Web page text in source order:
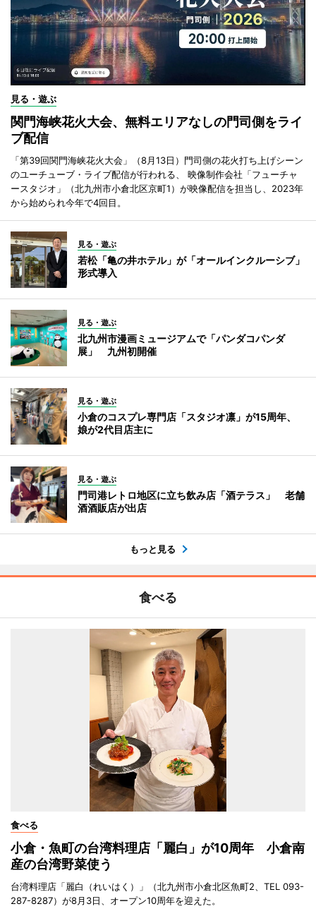
見る・遊ぶ
関門海峡花火大会、無料エリアなしの門司側をライ
ブ配信
「第39回関門海峡花火大会」（8月13日）門司側の花火打ち上げシーン
のユーチューブ・ライブ配信が行われる、 映像制作会社「フューチャ
ースタジオ」（北九州市小倉北区京町1）が映像配信を担当し、2023年
から始められ今年で4回目。
見る・遊ぶ
若松「亀の井ホテル」が「オールインクルーシブ」
形式導入
見る・遊ぶ
北九州市漫画ミュージアムで「パンダコパンダ
展」 九州初開催
見る・遊ぶ
小倉のコスプレ専門店「スタジオ凛」が15周年、
娘が2代目店主に
見る・遊ぶ
門司港レトロ地区に立ち飲み店「酒テラス」 老舗
酒酒販店が出店
もっと見る
食べる
食べる
小倉・魚町の台湾料理店「麗白」が10周年 小倉南
産の台湾野菜使う
台湾料理店「麗白（れいはく）」（北九州市小倉北区魚町2、TEL 093-
287-8287）が8月3日、オープン10周年を迎えた。